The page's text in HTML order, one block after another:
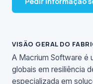
VISÃO GERAL DO
A Macrium Software é
globais em resiliência
especializada em